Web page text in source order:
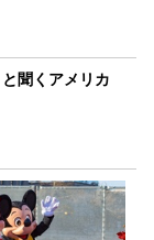
聞くアメリカ